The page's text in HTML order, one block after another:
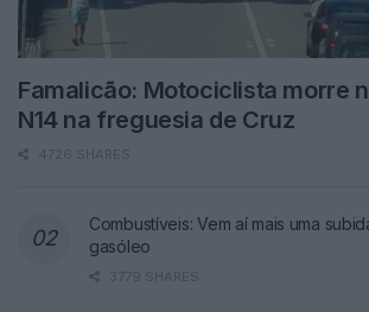
Famalicão: Motociclista morre
N14 na freguesia de Cruz
4726 SHARES
Combustíveis: Vem aí mais uma
gasóleo
3779 SHARES